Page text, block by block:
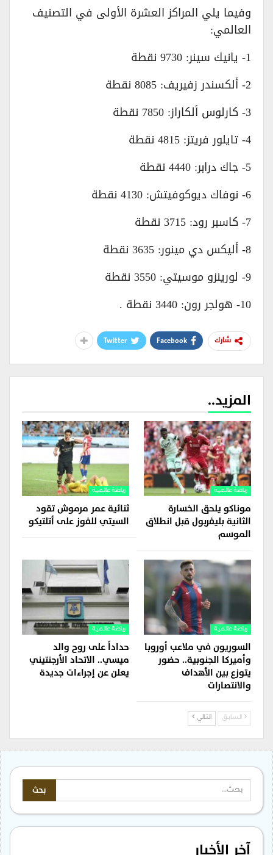
وفيما يلي المراكز العشرة الأولى في التصنيف
العالمي:
3- كارلوس ألكاراز: 7850 نقطة
4- تايلور فريتز: 4815 نقطة
5- جاك درابر: 4440 نقطة
6- نوفاك ديوكوفيتش: 4130 نقطة
7- كاسبر رود: 3715 نقطة
8- أليكس دي مينور: 3635 نقطة
9- لورينزو موسيتي: 3550 نقطة
10- هولجر رون: 3440 نقطة .
شارك Facebook
Twitter
المزيد..
رياضة عالمية
موناكو يلحق الخسارة
الثانية بليفربول قبل انطلاق
الموسم
رياضة عالمية
ثنائية عمر مرموش تقود
السيتي للفوز على أتلتيكو
رياضة عالمية
السوريون في ملاعب أوروبا
وأميركا الجنوبية.. حضور
يتوزع بين الأهداف
والانتصارات
رياضة عالمية
حداداً على روح والد
ميسي.. الاتحاد الأرجنتيني
يعلن عن إجراءات جديدة
السابق التالي
آخر الأخبار